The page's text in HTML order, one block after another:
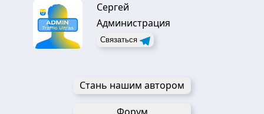
Сергей
Администрация
Связаться
Стань нашим автором